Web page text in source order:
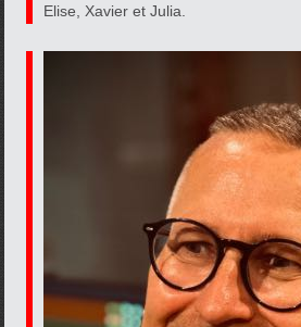
Elise, Xavier et Julia.